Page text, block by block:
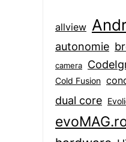
allview
autonomie
camera
Cold Fusion
dual core